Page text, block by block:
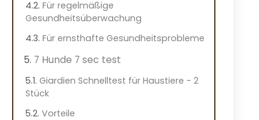
Für regelmäßige
Gesundheitsüberwachung
Für ernsthafte Gesundheitsprobleme
7 Hunde 7 sec test
Giardien Schnelltest für Haustiere - 2
Stück
Vorteile